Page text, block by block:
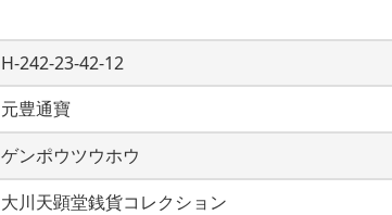
H-242-23-42-12
元豊通寶
ゲンポウツウホウ
大川天顕堂銭貨コレクション